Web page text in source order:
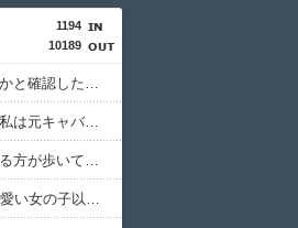
1194
10189
休んだ翌日、先輩パートに申し送りあるかと確認したらいきなりキレられた。このパートの性格悪くないか？
旦那との出会いは親にも言っていない。私は元キャバ嬢で旦那は元ボーイ
母と一緒の時に、明らかに足に障害がある方が歩いていた。母「なんであんな歩き方なの？ふざけてるの？」
アラフィフ正社員の男性が若い20代の可愛い女の子以外には挨拶をしない